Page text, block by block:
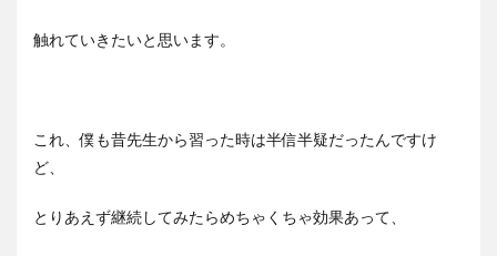
触れていきたいと思います。
これ、僕も昔先生から習った時は半信半疑だったんですけ
ど、
とりあえず継続してみたらめちゃくちゃ効果あって、